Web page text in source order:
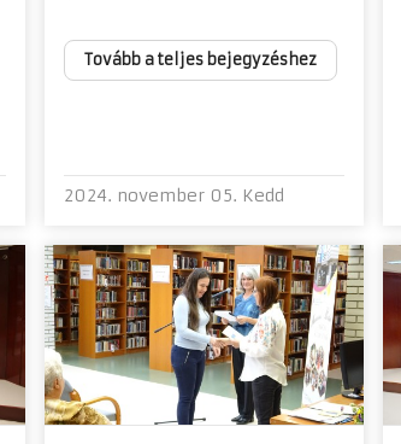
Tovább a teljes bejegyzéshez
2024. november 05. Kedd